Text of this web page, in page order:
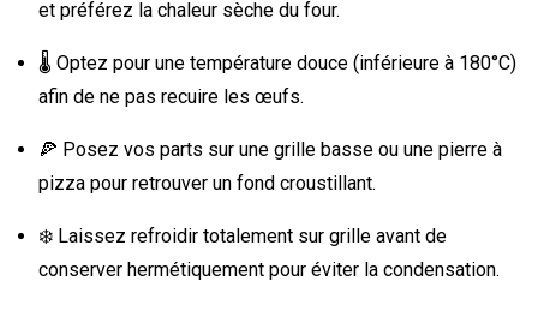
et préférez la chaleur sèche du four.
🌡️ Optez pour une température douce (inférieure à 180°C)
afin de ne pas recuire les œufs.
🍕 Posez vos parts sur une grille basse ou une pierre à
pizza pour retrouver un fond croustillant.
❄️ Laissez refroidir totalement sur grille avant de
conserver hermétiquement pour éviter la condensation.